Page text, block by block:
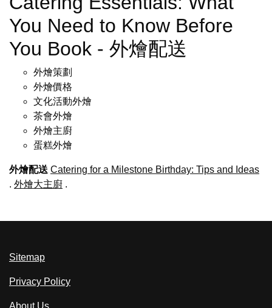
You Need to Know Before
You Book - 外燴配送
外燴策劃
外燴價格
文化活動外燴
茶會外燴
外燴主廚
蛋糕外燴
外燴配送 Catering for a Milestone Birthday: Tips and Ideas
. 外燴大主廚 .
Sitemap
Privacy Policy
About Us